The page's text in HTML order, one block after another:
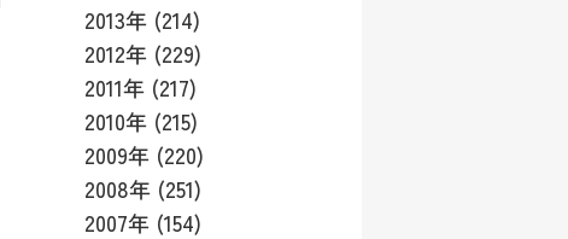
2013年 (214)
2012年 (229)
2011年 (217)
2010年 (215)
2009年 (220)
2008年 (251)
2007年 (154)